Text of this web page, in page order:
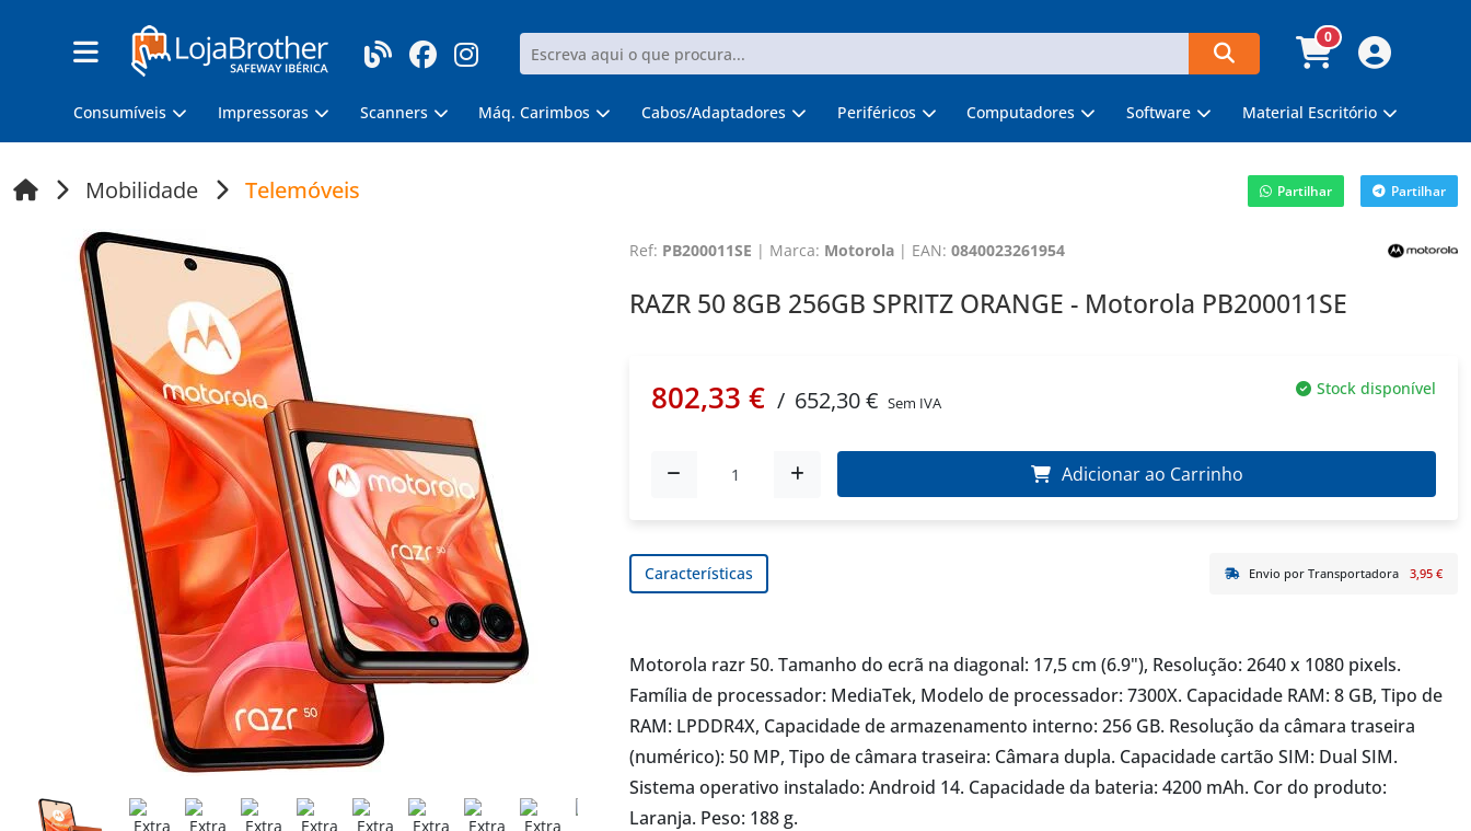
0
Consumíveis Impressoras Scanners Máq. Carimbos Cabos/Adaptadores Periféricos Computadores Software Material Escritório
Mobilidade Telemóveis Partilhar Partilhar
Ref: PB200011SE | Marca: Motorola| EAN: 0840023261954
RAZR 50 8GB 256GB SPRITZ ORANGE - Motorola PB200011SE
802,33 € / 652,30 € Sem IVA
Stock disponível
Adicionar ao Carrinho
Características Envio por Transportadora 3,95 €
Motorola razr 50. Tamanho do ecrã na diagonal: 17,5 cm (6.9"), Resolução: 2640 x 1080 pixels.
Família de processador: MediaTek, Modelo de processador: 7300X. Capacidade RAM: 8 GB, Tipo de
RAM: LPDDR4X, Capacidade de armazenamento interno: 256 GB. Resolução da câmara traseira
(numérico): 50 MP, Tipo de câmara traseira: Câmara dupla. Capacidade cartão SIM: Dual SIM.
Sistema operativo instalado: Android 14. Capacidade da bateria: 4200 mAh. Cor do produto:
Laranja. Peso: 188 g.